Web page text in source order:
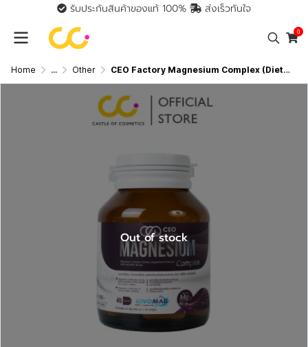
รับประกันสินค้าของแท้ 100% ส่งเร็วทันใจ
0
Home ... Other CEO Factory Magnesium Complex (Dietary Supplement Product) (24g) แมกนีเซียม คอมเพล็กซ์ (ผลิตภัณฑ์อาหารเสริม) (ตรา ซีอีโอ
Out of stock